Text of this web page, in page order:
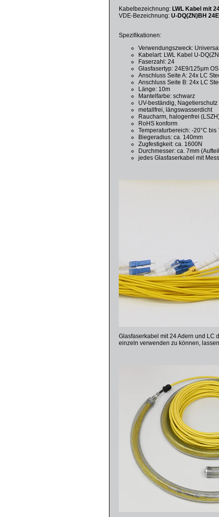
Kabelbezeichnung:LWL Kabel mit
VDE-Bezeichnung:U-DQ(ZN)BH
Spezifikationen:
Verwendungszweck:
Kabelart: LWL Kabel U-
Faserzahl: 24
Glasfasertyp: 24E9/125µm
Anschluss Seite A: 24x LC
Anschluss Seite B: 24x LC
Länge: 10m
Mantelfarbe: schwarz
UV-beständig, Nagetierschutz
metallfrei, längswasserdicht
Raucharm, halogenfrei
RoHS konform
Temperaturbereich: -20°C bis
Biegeradius: ca. 140mm
Zugfestigkeit: ca. 1600N
Durchmesser: ca. 7mm
jedes Glasfaserkabel mit
Glasfaserkabel mit 24 Adern und LC
einzeln verwenden zu können,